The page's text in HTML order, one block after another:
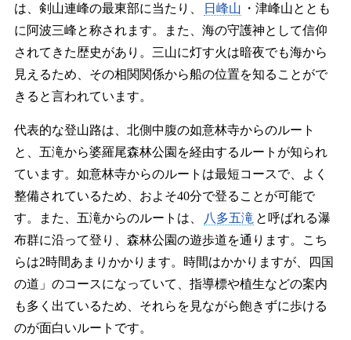
は、剣山連峰の最東部に当たり、
日峰山 ・津峰山ととも
に阿波三峰と称されます。また、海の守護神として信仰
されてきた歴史があり。三山に灯す火は暗夜でも海から
見えるため、その相関関係から船の位置を知ることがで
きると言われています。
代表的な登山路は、北側中腹の如意林寺からのルート
と、五滝から婆羅尾森林公園を経由するルートが知られ
ています。如意林寺からのルートは最短コースで、よく
整備されているため、およそ40分で登ることが可能で
す。また、五滝からのルートは、
八多五滝 と呼ばれる瀑
布群に沿って登り、森林公園の遊歩道を通ります。こち
らは2時間あまりかかります。時間はかかりますが、四国
の道」のコースになっていて、指導標や植生などの案内
も多く出ているため、それらを見ながら飽きずに歩ける
のが面白いルートです。